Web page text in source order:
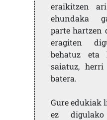
eraikitzen
ehundaka
parte hartzen
eragiten
behatuz eta
saiatuz, herri
batera.
Gure edukiak
ez